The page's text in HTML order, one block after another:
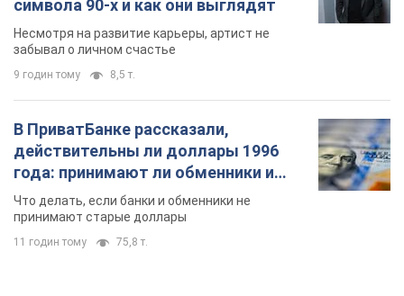
символа 90-х и как они выглядят
Несмотря на развитие карьеры, артист не
забывал о личном счастье
9 годин тому 8,5 т.
В ПриватБанке рассказали,
действительны ли доллары 1996
года: принимают ли обменники и
банки такие купюры
Что делать, если банки и обменники не
принимают старые доллары
11 годин тому 75,8 т.